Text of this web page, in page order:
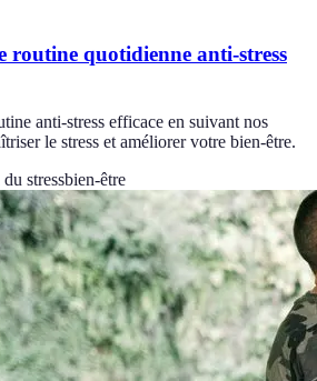
routine quotidienne anti-stress
anti-stress efficace en suivant nos
le stress et améliorer votre bien-être.
stressbien-être